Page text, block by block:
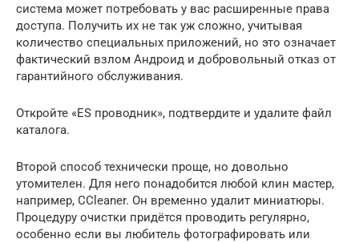
система может потребовать у вас расширенные права
доступа. Получить их не так уж сложно, учитывая
количество специальных приложений, но это означает
фактический взлом Андроид и добровольный отказ от
гарантийного обслуживания.
Откройте «ES проводник», подтвердите и удалите файл
каталога.
Второй способ технически проще, но довольно
утомителен. Для него понадобится любой клин мастер,
например, CCleaner. Он временно удалит миниатюры.
Процедуру очистки придётся проводить регулярно,
особенно если вы любитель фотографировать или